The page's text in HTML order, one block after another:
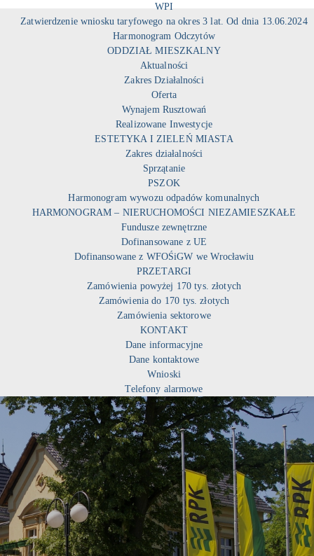
WPI
Zatwierdzenie wniosku taryfowego na okres 3 lat. Od dnia 13.06.2024
Harmonogram Odczytów
ODDZIAŁ MIESZKALNY
Aktualności
Zakres Działalności
Oferta
Wynajem Rusztowań
Realizowane Inwestycje
ESTETYKA I ZIELEŃ MIASTA
Zakres działalności
Sprzątanie
PSZOK
Harmonogram wywozu odpadów komunalnych
HARMONOGRAM – NIERUCHOMOŚCI NIEZAMIESZKAŁE
Fundusze zewnętrzne
Dofinansowane z UE
Dofinansowane z WFOŚiGW we Wrocławiu
PRZETARGI
Zamówienia powyżej 170 tys. złotych
Zamówienia do 170 tys. złotych
Zamówienia sektorowe
KONTAKT
Dane informacyjne
Dane kontaktowe
Wnioski
Telefony alarmowe